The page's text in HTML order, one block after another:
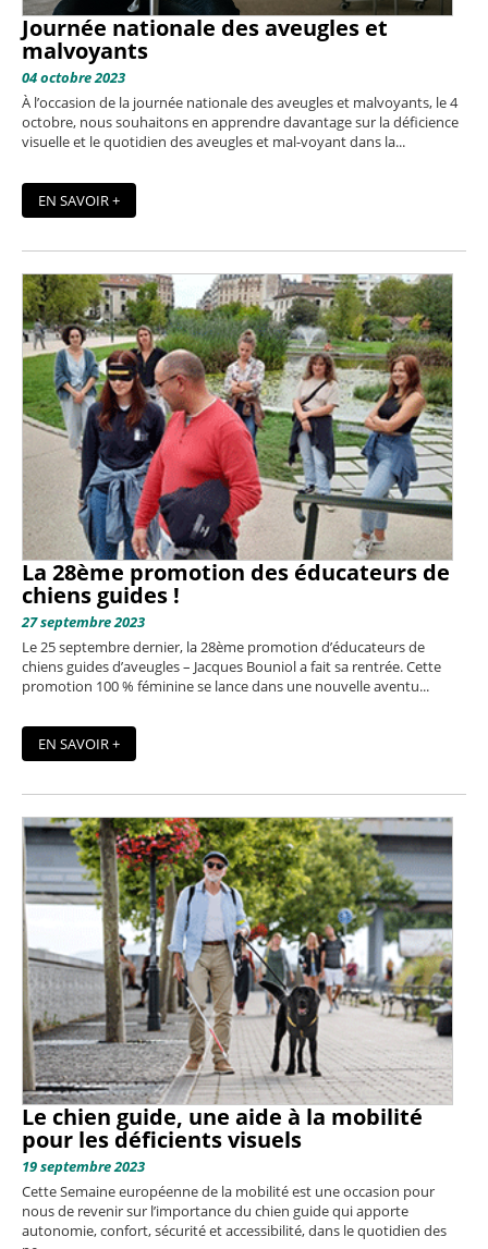
Journée nationale des aveugles et
malvoyants
04 octobre 2023
À l’occasion de la journée nationale des aveugles et malvoyants, le 4
octobre, nous souhaitons en apprendre davantage sur la déficience
visuelle et le quotidien des aveugles et mal-voyant dans la...
EN SAVOIR +
La 28ème promotion des éducateurs de
chiens guides !
27 septembre 2023
Le 25 septembre dernier, la 28ème promotion d’éducateurs de
chiens guides d’aveugles – Jacques Bouniol a fait sa rentrée. Cette
promotion 100 % féminine se lance dans une nouvelle aventu...
EN SAVOIR +
Le chien guide, une aide à la mobilité
pour les déficients visuels
19 septembre 2023
Cette Semaine européenne de la mobilité est une occasion pour
nous de revenir sur l’importance du chien guide qui apporte
autonomie, confort, sécurité et accessibilité, dans le quotidien des